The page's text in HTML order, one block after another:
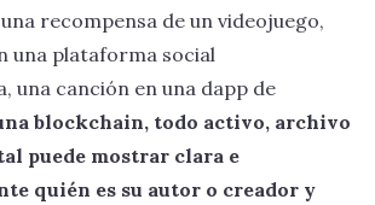
recompensa de un videojuego,
una plataforma social
una canción en una dapp de
blockchain, todo activo, archivo
puede mostrar clara e
quién es su autor o creador y